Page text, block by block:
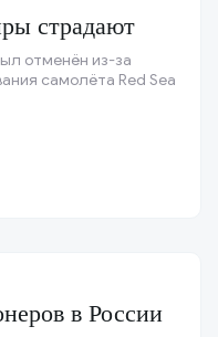
страдают
отменён из-за
самолёта Red Sea
в России